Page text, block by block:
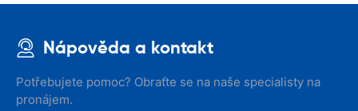
Nápověda a kontakt
Potřebujete pomoc? Obraťte se na naše specialisty na
pronájem.